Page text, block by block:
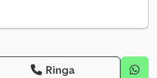
Ringa